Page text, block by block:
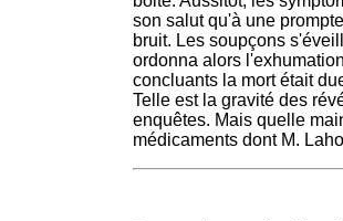
son salut qu'à une
bruit. Les soupçons
ordonna alors
concluants la mort était
Telle est la gravité des
enquêtes. Mais quelle
médicaments dont M.